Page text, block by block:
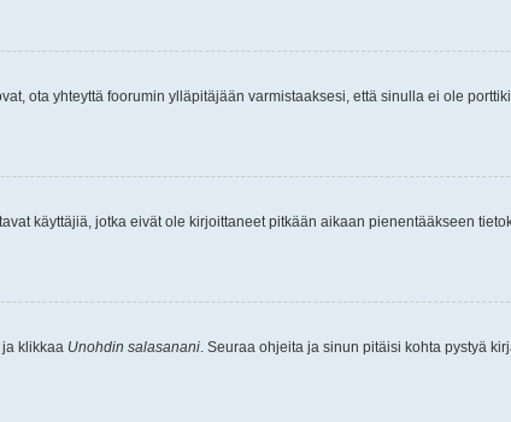
ota yhteyttä foorumin ylläpitäjään varmistaaksesi, että sinulla ei ole
käyttäjiä, jotka eivät ole kirjoittaneet pitkään aikaan pienentääkseen
klikkaa Unohdin salasanani . Seuraa ohjeita ja sinun pitäisi kohta pystyä